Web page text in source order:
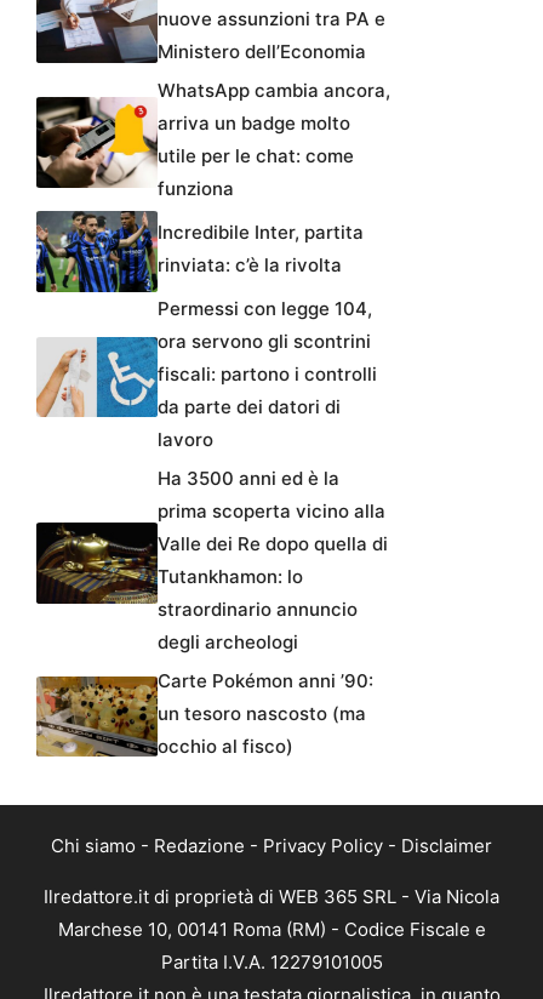
nuove assunzioni tra PA e
Ministero dell’Economia
WhatsApp cambia ancora,
arriva un badge molto
utile per le chat: come
funziona
Incredibile Inter, partita
rinviata: c’è la rivolta
Permessi con legge 104,
ora servono gli scontrini
fiscali: partono i controlli
da parte dei datori di
lavoro
Ha 3500 anni ed è la
prima scoperta vicino alla
Valle dei Re dopo quella di
Tutankhamon: lo
straordinario annuncio
degli archeologi
Carte Pokémon anni ’90:
un tesoro nascosto (ma
occhio al fisco)
Chi siamo - Redazione - Privacy Policy - Disclaimer
Ilredattore.it di proprietà di WEB 365 SRL - Via Nicola
Marchese 10, 00141 Roma (RM) - Codice Fiscale e
Partita I.V.A. 12279101005